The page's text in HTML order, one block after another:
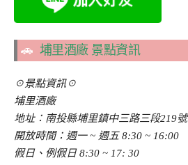
🚗 埔里酒廠 景點資訊
☉景點資訊☉
埔里酒廠
地址：南投縣埔里鎮中三路三段219號
開放時間：週一 ~ 週五 8:30 ~ 16:00
假日、例假日 8:30 ~ 17: 30